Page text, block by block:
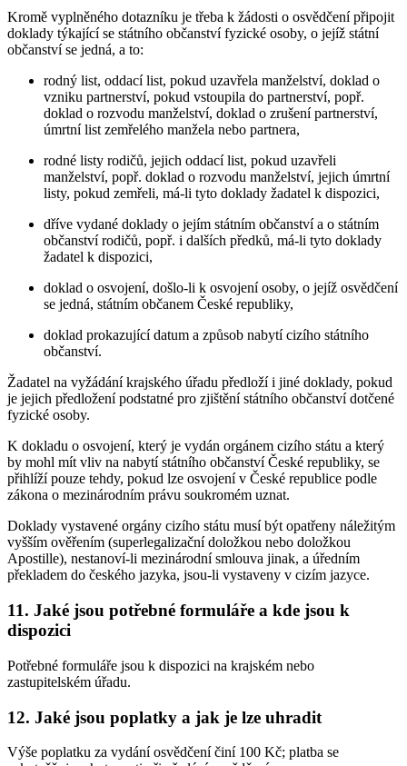
Kromě vyplněného dotazníku je třeba k žádosti o osvědčení připojit
doklady týkající se státního občanství fyzické osoby, o jejíž státní
občanství se jedná, a to:
rodný list, oddací list, pokud uzavřela manželství, doklad o
vzniku partnerství, pokud vstoupila do partnerství, popř.
doklad o rozvodu manželství, doklad o zrušení partnerství,
úmrtní list zemřelého manžela nebo partnera,
rodné listy rodičů, jejich oddací list, pokud uzavřeli
manželství, popř. doklad o rozvodu manželství, jejich úmrtní
listy, pokud zemřeli, má-li tyto doklady žadatel k dispozici,
dříve vydané doklady o jejím státním občanství a o státním
občanství rodičů, popř. i dalších předků, má-li tyto doklady
žadatel k dispozici,
doklad o osvojení, došlo-li k osvojení osoby, o jejíž osvědčení
se jedná, státním občanem České republiky,
doklad prokazující datum a způsob nabytí cizího státního
občanství.
Žadatel na vyžádání krajského úřadu předloží i jiné doklady, pokud
je jejich předložení podstatné pro zjištění státního občanství dotčené
fyzické osoby.
K dokladu o osvojení, který je vydán orgánem cizího státu a který
by mohl mít vliv na nabytí státního občanství České republiky, se
přihlíží pouze tehdy, pokud lze osvojení v České republice podle
zákona o mezinárodním právu soukromém uznat.
Doklady vystavené orgány cizího státu musí být opatřeny náležitým
vyšším ověřením (superlegalizační doložkou nebo doložkou
Apostille), nestanoví-li mezinárodní smlouva jinak, a úředním
překladem do českého jazyka, jsou-li vystaveny v cizím jazyce.
11. Jaké jsou potřebné formuláře a kde jsou k
dispozici
Potřebné formuláře jsou k dispozici na krajském nebo
zastupitelském úřadu.
12. Jaké jsou poplatky a jak je lze uhradit
Výše poplatku za vydání osvědčení činí 100 Kč; platba se